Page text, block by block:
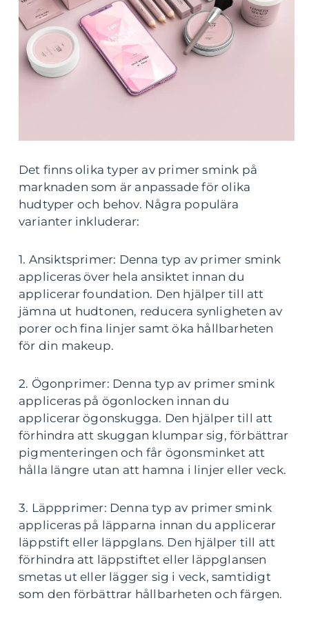
Det finns olika typer av primer smink på
marknaden som är anpassade för olika
hudtyper och behov. Några populära
varianter inkluderar:
1. Ansiktsprimer: Denna typ av primer smink
appliceras över hela ansiktet innan du
applicerar foundation. Den hjälper till att
jämna ut hudtonen, reducera synligheten av
porer och fina linjer samt öka hållbarheten
för din makeup.
2. Ögonprimer: Denna typ av primer smink
appliceras på ögonlocken innan du
applicerar ögonskugga. Den hjälper till att
förhindra att skuggan klumpar sig, förbättrar
pigmenteringen och får ögonsminket att
hålla längre utan att hamna i linjer eller veck.
3. Läppprimer: Denna typ av primer smink
appliceras på läpparna innan du applicerar
läppstift eller läppglans. Den hjälper till att
förhindra att läppstiftet eller läppglansen
smetas ut eller lägger sig i veck, samtidigt
som den förbättrar hållbarheten och färgen.